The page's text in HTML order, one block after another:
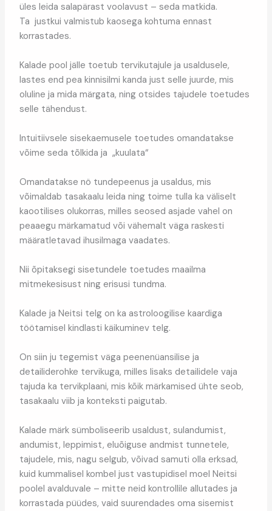
üles leida salapärast voolavust – seda matkida.
Ta justkui valmistub kaosega kohtuma ennast
korrastades.
Kalade pool jälle toetub tervikutajule ja usaldusele,
lastes end pea kinnisilmi kanda just selle juurde, mis
oluline ja mida märgata, ning otsides tajudele toetudes
selle tähendust.
Intuitiivsele sisekaemusele toetudes omandatakse
võime seda tõlkida ja „kuulata“
Omandatakse nö tundepeenus ja usaldus, mis
võimaldab tasakaalu leida ning toime tulla ka väliselt
kaootilises olukorras, milles seosed asjade vahel on
peaaegu märkamatud või vähemalt väga raskesti
määratletavad ihusilmaga vaadates.
Nii õpitaksegi sisetundele toetudes maailma
mitmekesisust ning erisusi tundma.
Kalade ja Neitsi telg on ka astroloogilise kaardiga
töötamisel kindlasti käikuminev telg.
On siin ju tegemist väga peenenüansilise ja
detailiderohke tervikuga, milles lisaks detailidele vaja
tajuda ka tervikplaani, mis kõik märkamised ühte seob,
tasakaalu viib ja konteksti paigutab.
Kalade märk sümboliseerib usaldust, sulandumist,
andumist, leppimist, eluõiguse andmist tunnetele,
tajudele, mis, nagu selgub, võivad samuti olla erksad,
kuid kummalisel kombel just vastupidisel moel Neitsi
poolel avalduvale – mitte neid kontrollile allutades ja
korrastada püüdes, vaid suurendades oma sisemist